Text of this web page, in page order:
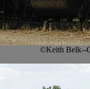
©Keith Belk--